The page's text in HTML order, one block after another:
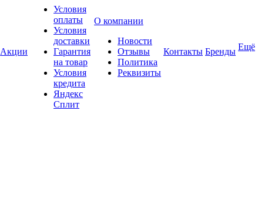
Акции
Условия
оплаты
Условия
доставки
Гарантия
на товар
Условия
кредита
Яндекс
Сплит
О компании
Новости
Отзывы
Политика
Реквизиты
Контакты Бренды Ещё